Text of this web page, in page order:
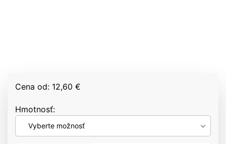
Cena od: 12,60 €
Hmotnosť
Vyberte možnosť